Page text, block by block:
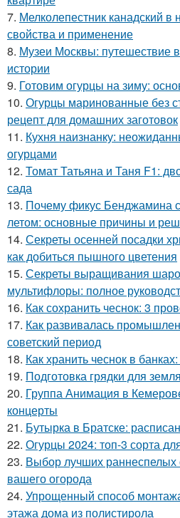
7. Мелколепестник канадский в
свойства и применение
8. Музеи Москвы: путешествие
истории
9. Готовим огурцы на зиму:
10. Огурцы маринованные без
рецепт для домашних заготовок
11. Кухня наизнанку:
огурцами
12. Томат Татьяна и Таня F1:
сада
13. Почему фикус Бенджамина
летом: основные причины и
14. Секреты осенней посадки
как добиться пышного цветения
15. Секреты выращивания
мультифлоры: полное
16. Как сохранить чеснок: 3
17. Как развивалась
советский период
18. Как хранить чеснок в
19. Подготовка грядки для
20. Группа Анимация в
концерты
21. Бутырка в Братске:
22. Огурцы 2024: топ-3 сорта
23. Выбор лучших раннеспелых
вашего огорода
24. Упрощенный способ
этажа дома из полистирола